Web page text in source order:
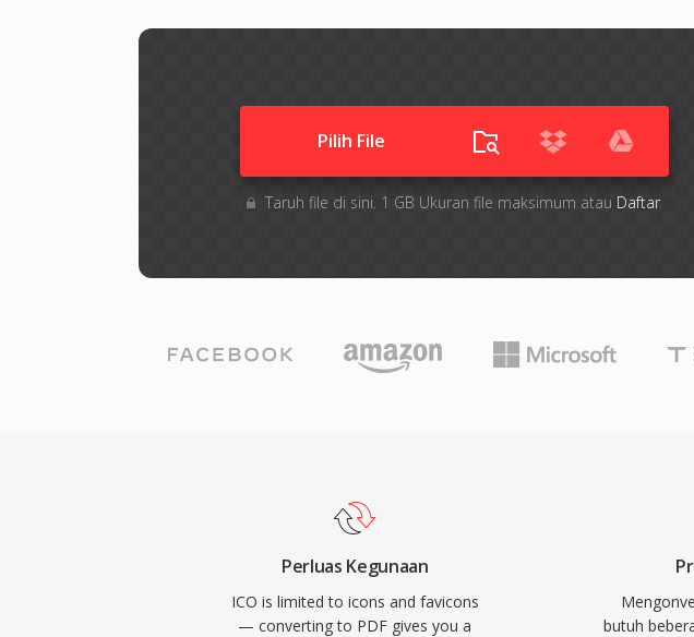
Pilih File
Taruh file di sini. 1 GB Ukuran file maksimum atau Daftar
Perluas Kegunaan
ICO is limited to icons and favicons
— converting to PDF gives you a
butuh